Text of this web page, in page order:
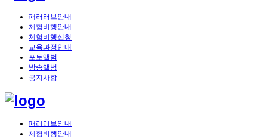
패러러브안내
체험비행안내
체험비행신청
교육과정안내
포토앨범
방송앨범
공지사항
패러러브안내
체험비행안내